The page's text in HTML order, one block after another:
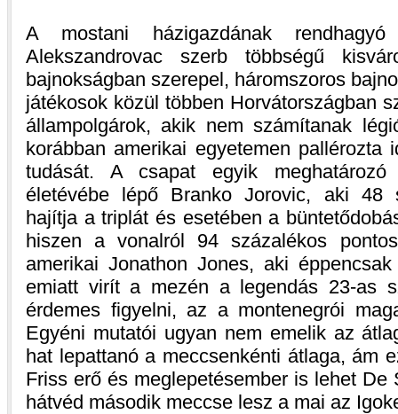
A mostani házigazdának
Alekszandrovac szerb többségű
bajnokságban szerepel, háromszoros
játékosok közül többen Horvátországban
állampolgárok, akik nem számítanak
korábban amerikai egyetemen pallérozta
tudását. A csapat egyik
életévébe lépő Branko Jorovic, aki 48
hajítja a triplát és esetében a
hiszen a vonalról 94 százalékos
amerikai Jonathon Jones, aki
emiatt virít a mezén a legendás 23-as
érdemes figyelni, az a montenegrói
Egyéni mutatói ugyan nem emelik az
hat lepattanó a meccsenkénti átlaga, ám
Friss erő és meglepetésember is lehet De
hátvéd második meccse lesz a mai az